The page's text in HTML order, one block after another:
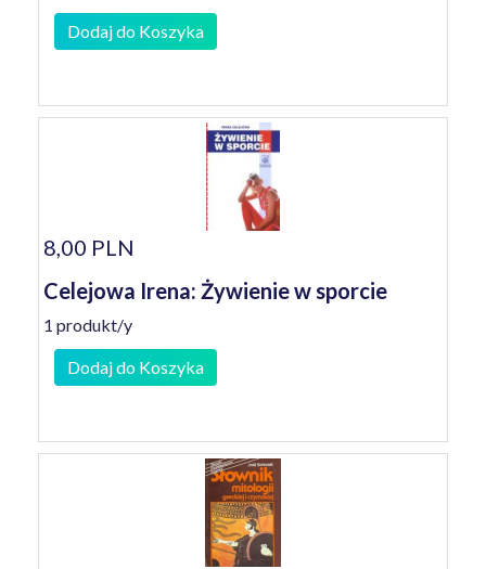
Dodaj do Koszyka
8,00 PLN
Celejowa Irena: Żywienie w sporcie
1 produkt/y
Dodaj do Koszyka